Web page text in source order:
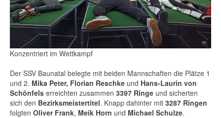
Konzentriert im Wettkampf
Der SSV Baunatal belegte mit beiden Mannschaften die Plätze 1
und 2. Mika Peter, Florian Reschke und Hans-Laurin von
Schönfels erreichten zusammen 3397 Ringe und sicherten
sich den Bezirksmeistertitel. Knapp dahinter mit 3287 Ringen
folgten Oliver Frank, Meik Horn und Michael Schulze.